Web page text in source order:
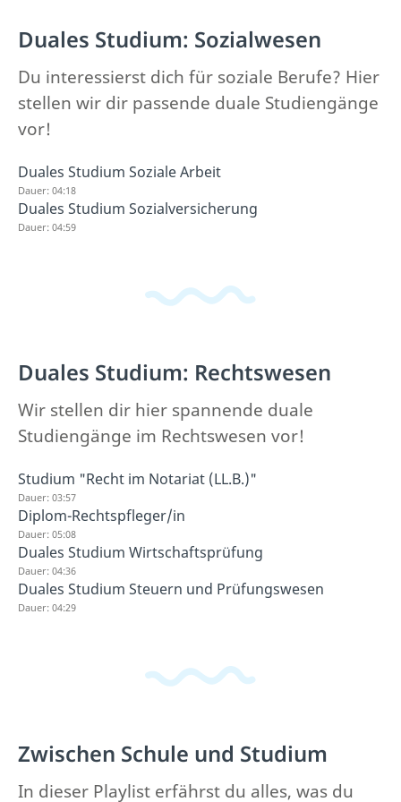
Duales Studium: Sozialwesen
Du interessierst dich für soziale Berufe? Hier
stellen wir dir passende duale Studiengänge
vor!
Duales Studium Soziale Arbeit
Dauer: 04:18
Duales Studium Sozialversicherung
Dauer: 04:59
Duales Studium: Rechtswesen
Wir stellen dir hier spannende duale
Studiengänge im Rechtswesen vor!
Studium "Recht im Notariat (LL.B.)"
Dauer: 03:57
Diplom-Rechtspfleger/in
Dauer: 05:08
Duales Studium Wirtschaftsprüfung
Dauer: 04:36
Duales Studium Steuern und Prüfungswesen
Dauer: 04:29
Zwischen Schule und Studium
In dieser Playlist erfährst du alles, was du